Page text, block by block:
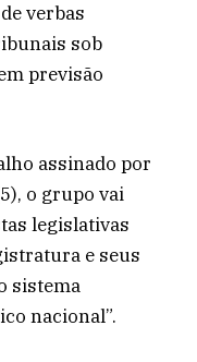
verbas
sob
previsão
assinado por
o grupo vai
legislativas
e seus
sistema
nacional”.